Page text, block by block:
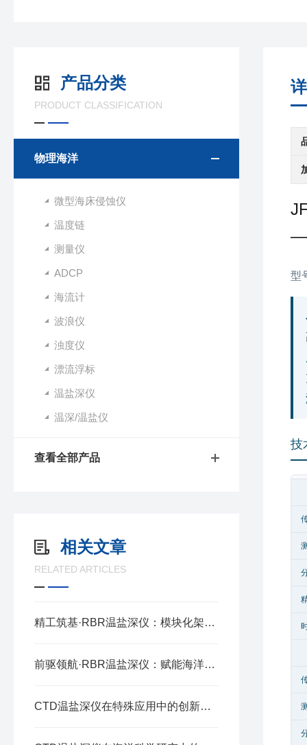
产品分类
PRODUCT CLASSIFICATION
物理海洋
微型海床侵蚀仪
温度链
测量仪
ADCP
海流计
波浪仪
浊度仪
漂流浮标
温盐深仪
温深/温盐仪
查看全部产品
相关文章
RELATED ARTICLES
精工筑基·RBR温盐深仪：模块化架构的协同奥秘
前驱领航·RBR温盐深仪：赋能海洋探测的精准标尺
CTD温盐深仪在特殊应用中的创新与实践
—
型
技